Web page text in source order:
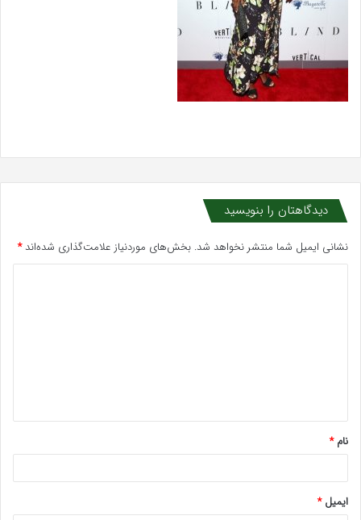
دیدگاهتان را بنویسید
نشانی ایمیل شما منتشر نخواهد شد. بخش‌های موردنیاز علامت‌گذاری شده‌اند*
*
نام*
ایمیل*